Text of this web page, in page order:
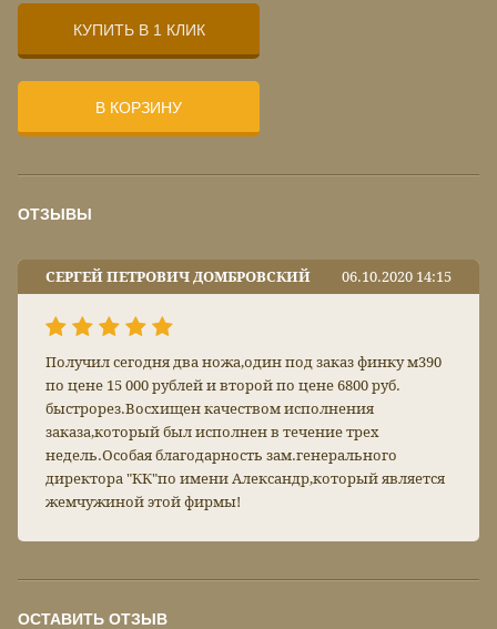
КУПИТЬ В 1 КЛИК
В КОРЗИНУ
ОТЗЫВЫ
СЕРГЕЙ ПЕТРОВИЧ ДОМБРОВСКИЙ 06.10.2020 14:15
Получил сегодня два ножа,один под заказ финку м390
по цене 15 000 рублей и второй по цене 6800 руб.
быстрорез.Восхищен качеством исполнения
заказа,который был исполнен в течение трех
недель.Особая благодарность зам.генерального
директора "КК"по имени Александр,который является
жемчужиной этой фирмы!
ОСТАВИТЬ ОТЗЫВ